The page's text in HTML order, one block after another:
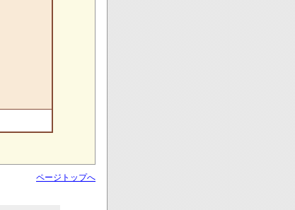
ページトップへ